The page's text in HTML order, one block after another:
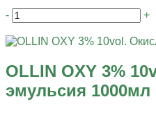
- +
OLLIN OXY 3%
эмульсия 1000мл